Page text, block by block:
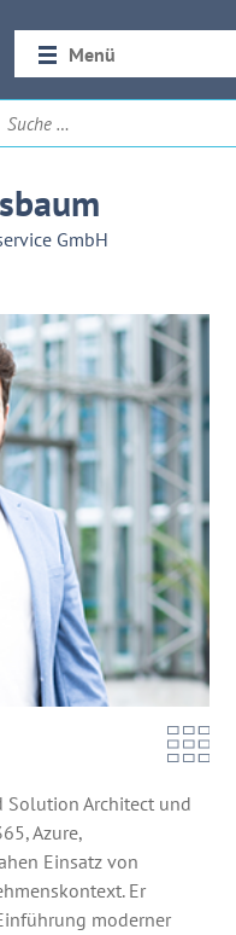
Menü
Startseite
Rückblick 2026
GmbH
Solution Architect und
Azure,
Einsatz von
Er
moderner